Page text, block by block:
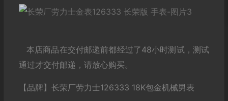
本店商品在交付邮递前都经过了48小时测试，测试
通过才交付邮递，请放心购买。
【品牌】长荣厂劳力士126333 18K包金机械男表